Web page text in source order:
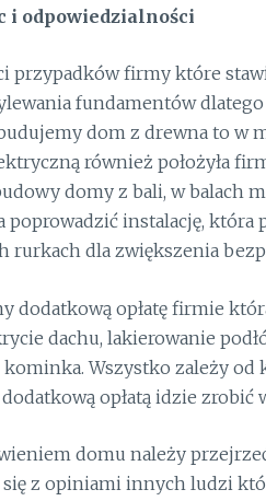
i odpowiedzialności
przypadków firmy które
fundamentów
dom z drewna to w
również położyła
domy z bali, w balach
poprowadzić instalację, która
rurkach dla zwiększenia
dodatkową opłatę firmie
dachu, lakierowanie
Wszystko zależy od
opłatą idzie zrobić
domu należy
się z opiniami innych ludzi